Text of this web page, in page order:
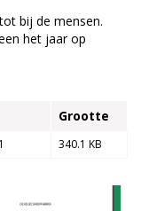
bij de mensen.
het jaar op
Grootte
340.1 KB